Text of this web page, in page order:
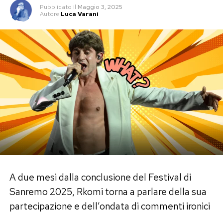
Pubblicato il Maggio 3, 2025
Autore Luca Varani
A due mesi dalla conclusione del Festival di
Sanremo 2025, Rkomi torna a parlare della sua
partecipazione e dell’ondata di commenti ironici